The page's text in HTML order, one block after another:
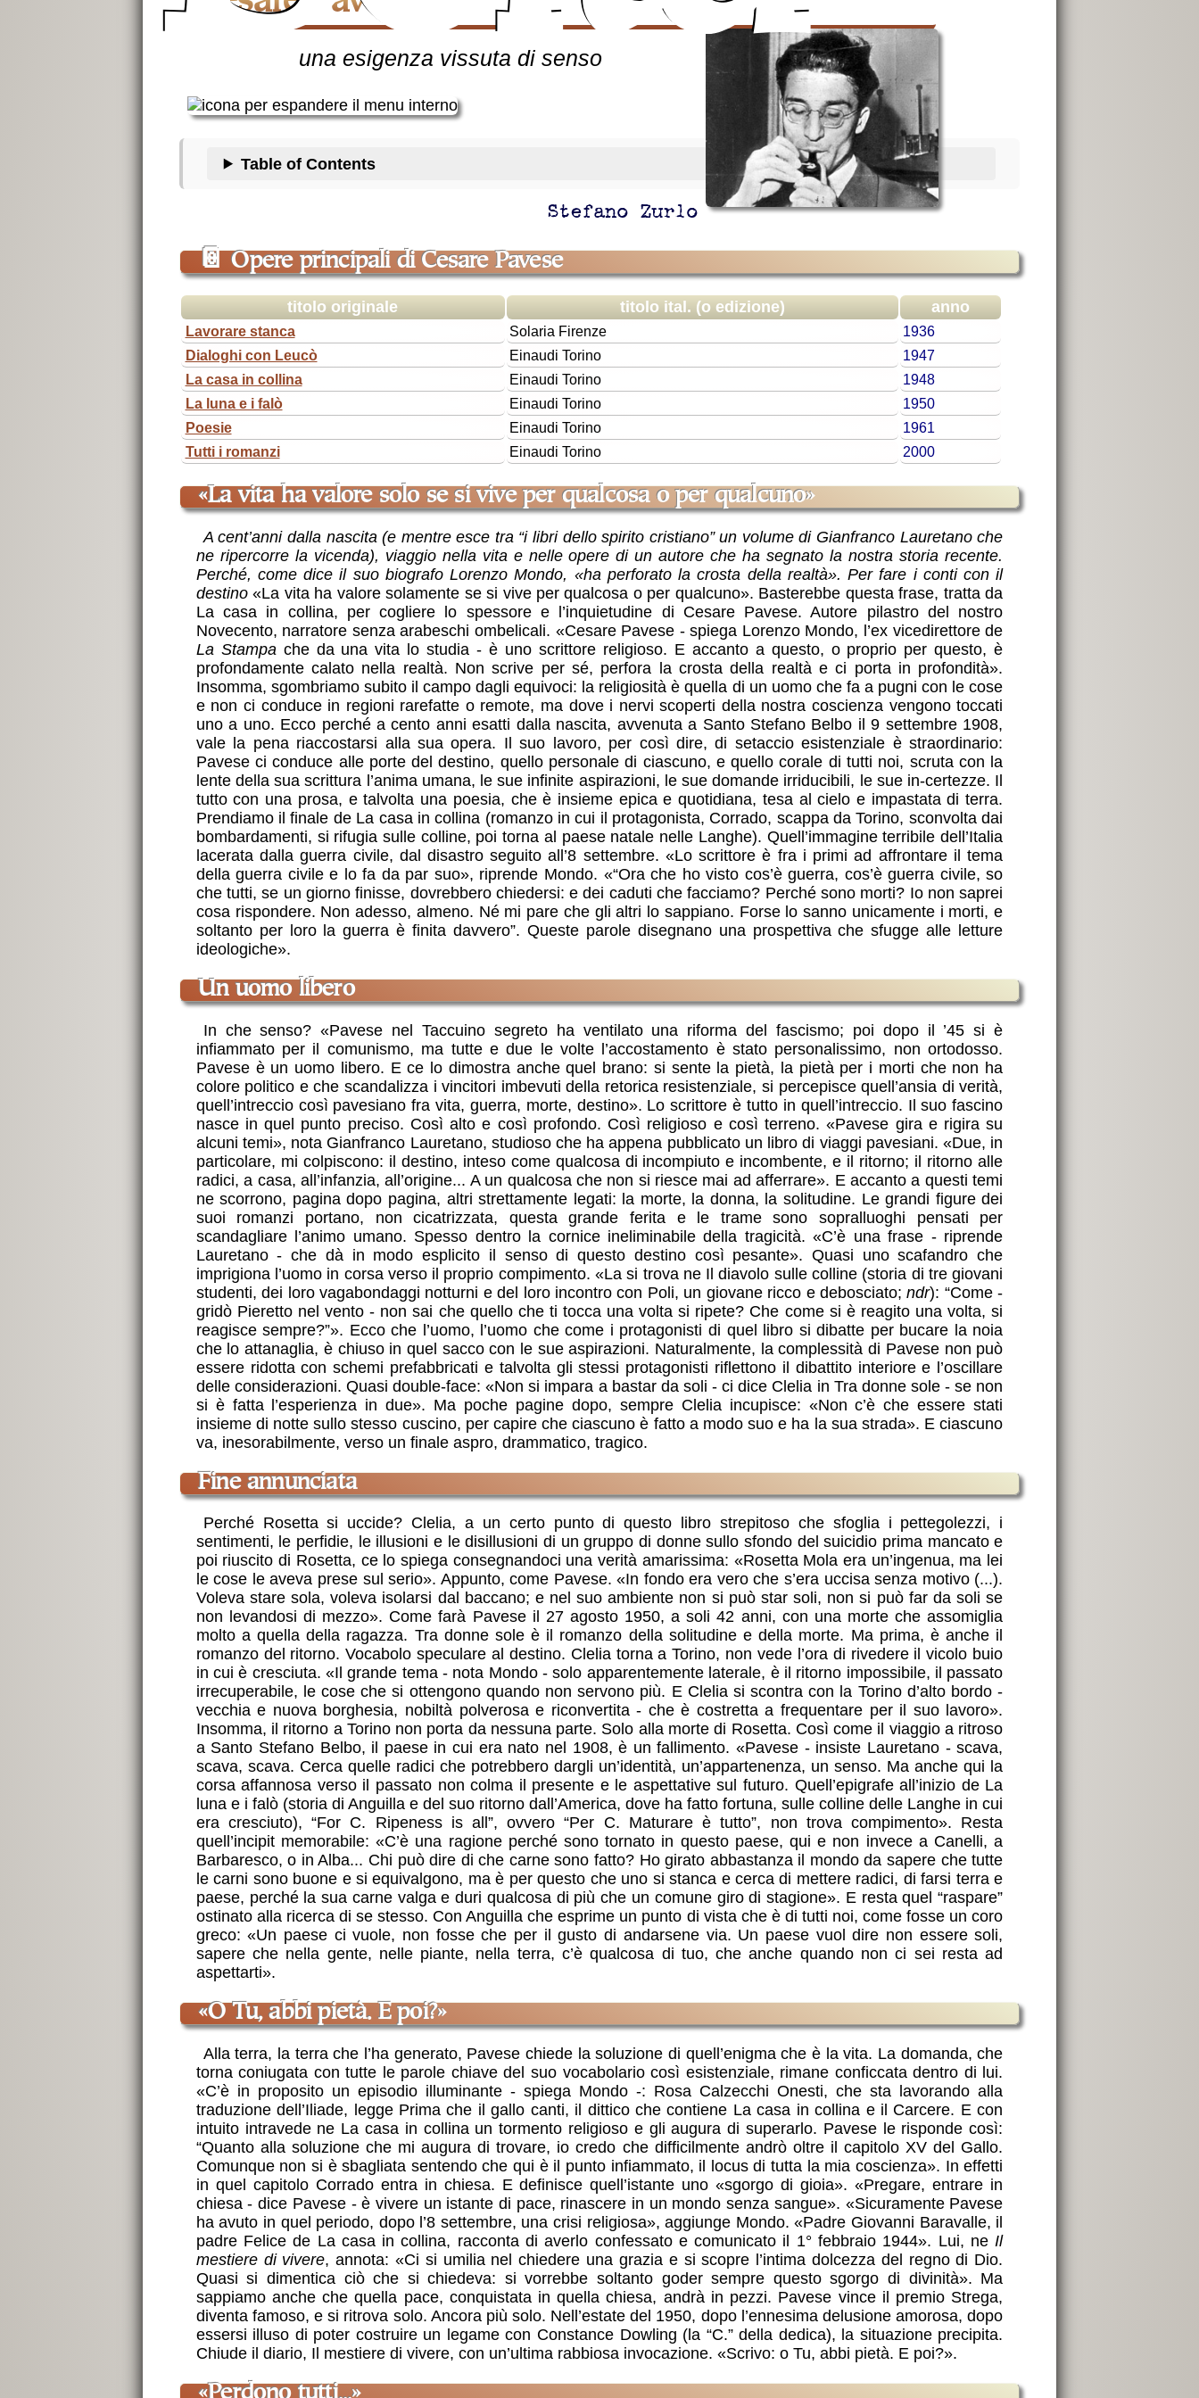
una esigenza vissuta di senso
Table of Contents
Stefano Zurlo
📔 Opere principali di Cesare Pavese
titolo originale titolo ital. (o edizione) anno
Lavorare stanca Solaria Firenze
1936
Dialoghi con Leucò
Einaudi Torino
1947
La casa in collina
Einaudi Torino
1948
La luna e i falò
Einaudi Torino
1950
Poesie
Einaudi Torino
1961
Tutti i romanzi
Einaudi Torino 2000
«La vita ha valore solo se si vive per qualcosa o per qualcuno»
A cent’anni dalla nascita (e mentre esce tra “i libri dello spirito cristiano” un volume di Gianfranco Lauretano che
ne ripercorre la vicenda), viaggio nella vita e nelle opere di un autore che ha segnato la nostra storia recente.
Perché, come dice il suo biografo Lorenzo Mondo, «ha perforato la crosta della realtà». Per fare i conti con il
destino«La vita ha valore solamente se si vive per qualcosa o per qualcuno». Basterebbe questa frase, tratta da
La casa in collina, per cogliere lo spessore e l’inquietudine di Cesare Pavese. Autore pilastro del nostro
Novecento, narratore senza arabeschi ombelicali. «Cesare Pavese - spiega Lorenzo Mondo, l’ex vicedirettore de
La Stampa che da una vita lo studia - è uno scrittore religioso. E accanto a questo, o proprio per questo, è
profondamente calato nella realtà. Non scrive per sé, perfora la crosta della realtà e ci porta in profondità».
Insomma, sgombriamo subito il campo dagli equivoci: la religiosità è quella di un uomo che fa a pugni con le cose
e non ci conduce in regioni rarefatte o remote, ma dove i nervi scoperti della nostra coscienza vengono toccati
uno a uno. Ecco perché a cento anni esatti dalla nascita, avvenuta a Santo Stefano Belbo il 9 settembre 1908,
vale la pena riaccostarsi alla sua opera. Il suo lavoro, per così dire, di setaccio esistenziale è straordinario:
Pavese ci conduce alle porte del destino, quello personale di ciascuno, e quello corale di tutti noi, scruta con la
lente della sua scrittura l’anima umana, le sue infinite aspirazioni, le sue domande irriducibili, le sue in-certezze. Il
tutto con una prosa, e talvolta una poesia, che è insieme epica e quotidiana, tesa al cielo e impastata di terra.
Prendiamo il finale de La casa in collina (romanzo in cui il protagonista, Corrado, scappa da Torino, sconvolta dai
bombardamenti, si rifugia sulle colline, poi torna al paese natale nelle Langhe). Quell’immagine terribile dell’Italia
lacerata dalla guerra civile, dal disastro seguito all’8 settembre. «Lo scrittore è fra i primi ad affrontare il tema
della guerra civile e lo fa da par suo», riprende Mondo. «“Ora che ho visto cos’è guerra, cos’è guerra civile, so
che tutti, se un giorno finisse, dovrebbero chiedersi: e dei caduti che facciamo? Perché sono morti? Io non saprei
cosa rispondere. Non adesso, almeno. Né mi pare che gli altri lo sappiano. Forse lo sanno unicamente i morti, e
soltanto per loro la guerra è finita davvero”. Queste parole disegnano una prospettiva che sfugge alle letture
ideologiche».
Un uomo libero
In che senso? «Pavese nel Taccuino segreto ha ventilato una riforma del fascismo; poi dopo il ’45 si è
infiammato per il comunismo, ma tutte e due le volte l’accostamento è stato personalissimo, non ortodosso.
Pavese è un uomo libero. E ce lo dimostra anche quel brano: si sente la pietà, la pietà per i morti che non ha
colore politico e che scandalizza i vincitori imbevuti della retorica resistenziale, si percepisce quell’ansia di verità,
quell’intreccio così pavesiano fra vita, guerra, morte, destino». Lo scrittore è tutto in quell’intreccio. Il suo fascino
nasce in quel punto preciso. Così alto e così profondo. Così religioso e così terreno. «Pavese gira e rigira su
alcuni temi», nota Gianfranco Lauretano, studioso che ha appena pubblicato un libro di viaggi pavesiani. «Due, in
particolare, mi colpiscono: il destino, inteso come qualcosa di incompiuto e incombente, e il ritorno; il ritorno alle
radici, a casa, all’infanzia, all’origine... A un qualcosa che non si riesce mai ad afferrare». E accanto a questi temi
ne scorrono, pagina dopo pagina, altri strettamente legati: la morte, la donna, la solitudine. Le grandi figure dei
suoi romanzi portano, non cicatrizzata, questa grande ferita e le trame sono sopralluoghi pensati per
scandagliare l’animo umano. Spesso dentro la cornice ineliminabile della tragicità. «C’è una frase - riprende
Lauretano - che dà in modo esplicito il senso di questo destino così pesante». Quasi uno scafandro che
imprigiona l’uomo in corsa verso il proprio compimento. «La si trova ne Il diavolo sulle colline (storia di tre giovani
studenti, dei loro vagabondaggi notturni e del loro incontro con Poli, un giovane ricco e debosciato;ndr): “Come -
gridò Pieretto nel vento - non sai che quello che ti tocca una volta si ripete? Che come si è reagito una volta, si
reagisce sempre?”». Ecco che l’uomo, l’uomo che come i protagonisti di quel libro si dibatte per bucare la noia
che lo attanaglia, è chiuso in quel sacco con le sue aspirazioni. Naturalmente, la complessità di Pavese non può
essere ridotta con schemi prefabbricati e talvolta gli stessi protagonisti riflettono il dibattito interiore e l’oscillare
delle considerazioni. Quasi double-face: «Non si impara a bastar da soli - ci dice Clelia in Tra donne sole - se non
si è fatta l’esperienza in due». Ma poche pagine dopo, sempre Clelia incupisce: «Non c’è che essere stati
insieme di notte sullo stesso cuscino, per capire che ciascuno è fatto a modo suo e ha la sua strada». E ciascuno
va, inesorabilmente, verso un finale aspro, drammatico, tragico.
Fine annunciata
Perché Rosetta si uccide? Clelia, a un certo punto di questo libro strepitoso che sfoglia i pettegolezzi, i
sentimenti, le perfidie, le illusioni e le disillusioni di un gruppo di donne sullo sfondo del suicidio prima mancato e
poi riuscito di Rosetta, ce lo spiega consegnandoci una verità amarissima: «Rosetta Mola era un’ingenua, ma lei
le cose le aveva prese sul serio». Appunto, come Pavese. «In fondo era vero che s’era uccisa senza motivo (...).
Voleva stare sola, voleva isolarsi dal baccano; e nel suo ambiente non si può star soli, non si può far da soli se
non levandosi di mezzo». Come farà Pavese il 27 agosto 1950, a soli 42 anni, con una morte che assomiglia
molto a quella della ragazza. Tra donne sole è il romanzo della solitudine e della morte. Ma prima, è anche il
romanzo del ritorno. Vocabolo speculare al destino. Clelia torna a Torino, non vede l’ora di rivedere il vicolo buio
in cui è cresciuta. «Il grande tema - nota Mondo - solo apparentemente laterale, è il ritorno impossibile, il passato
irrecuperabile, le cose che si ottengono quando non servono più. E Clelia si scontra con la Torino d’alto bordo -
vecchia e nuova borghesia, nobiltà polverosa e riconvertita - che è costretta a frequentare per il suo lavoro».
Insomma, il ritorno a Torino non porta da nessuna parte. Solo alla morte di Rosetta. Così come il viaggio a ritroso
a Santo Stefano Belbo, il paese in cui era nato nel 1908, è un fallimento. «Pavese - insiste Lauretano - scava,
scava, scava. Cerca quelle radici che potrebbero dargli un’identità, un’appartenenza, un senso. Ma anche qui la
corsa affannosa verso il passato non colma il presente e le aspettative sul futuro. Quell’epigrafe all’inizio de La
luna e i falò (storia di Anguilla e del suo ritorno dall’America, dove ha fatto fortuna, sulle colline delle Langhe in cui
era cresciuto), “For C. Ripeness is all”, ovvero “Per C. Maturare è tutto”, non trova compimento». Resta
quell’incipit memorabile: «C’è una ragione perché sono tornato in questo paese, qui e non invece a Canelli, a
Barbaresco, o in Alba... Chi può dire di che carne sono fatto? Ho girato abbastanza il mondo da sapere che tutte
le carni sono buone e si equivalgono, ma è per questo che uno si stanca e cerca di mettere radici, di farsi terra e
paese, perché la sua carne valga e duri qualcosa di più che un comune giro di stagione». E resta quel “raspare”
ostinato alla ricerca di se stesso. Con Anguilla che esprime un punto di vista che è di tutti noi, come fosse un coro
greco: «Un paese ci vuole, non fosse che per il gusto di andarsene via. Un paese vuol dire non essere soli,
sapere che nella gente, nelle piante, nella terra, c’è qualcosa di tuo, che anche quando non ci sei resta ad
aspettarti».
«O Tu, abbi pietà. E poi?»
Alla terra, la terra che l’ha generato, Pavese chiede la soluzione di quell’enigma che è la vita. La domanda, che
torna coniugata con tutte le parole chiave del suo vocabolario così esistenziale, rimane conficcata dentro di lui.
«C’è in proposito un episodio illuminante - spiega Mondo -: Rosa Calzecchi Onesti, che sta lavorando alla
traduzione dell’Iliade, legge Prima che il gallo canti, il dittico che contiene La casa in collina e il Carcere. E con
intuito intravede ne La casa in collina un tormento religioso e gli augura di superarlo. Pavese le risponde così:
“Quanto alla soluzione che mi augura di trovare, io credo che difficilmente andrò oltre il capitolo XV del Gallo.
Comunque non si è sbagliata sentendo che qui è il punto infiammato, il locus di tutta la mia coscienza». In effetti
in quel capitolo Corrado entra in chiesa. E definisce quell’istante uno «sgorgo di gioia». «Pregare, entrare in
chiesa - dice Pavese - è vivere un istante di pace, rinascere in un mondo senza sangue». «Sicuramente Pavese
ha avuto in quel periodo, dopo l’8 settembre, una crisi religiosa», aggiunge Mondo. «Padre Giovanni Baravalle, il
padre Felice de La casa in collina, racconta di averlo confessato e comunicato il 1° febbraio 1944». Lui, neIl
mestiere di vivere, annota: «Ci si umilia nel chiedere una grazia e si scopre l’intima dolcezza del regno di Dio.
Quasi si dimentica ciò che si chiedeva: si vorrebbe soltanto goder sempre questo sgorgo di divinità». Ma
sappiamo anche che quella pace, conquistata in quella chiesa, andrà in pezzi. Pavese vince il premio Strega,
diventa famoso, e si ritrova solo. Ancora più solo. Nell’estate del 1950, dopo l’ennesima delusione amorosa, dopo
essersi illuso di poter costruire un legame con Constance Dowling (la “C.” della dedica), la situazione precipita.
Chiude il diario, Il mestiere di vivere, con un’ultima rabbiosa invocazione. «Scrivo: o Tu, abbi pietà. E poi?».